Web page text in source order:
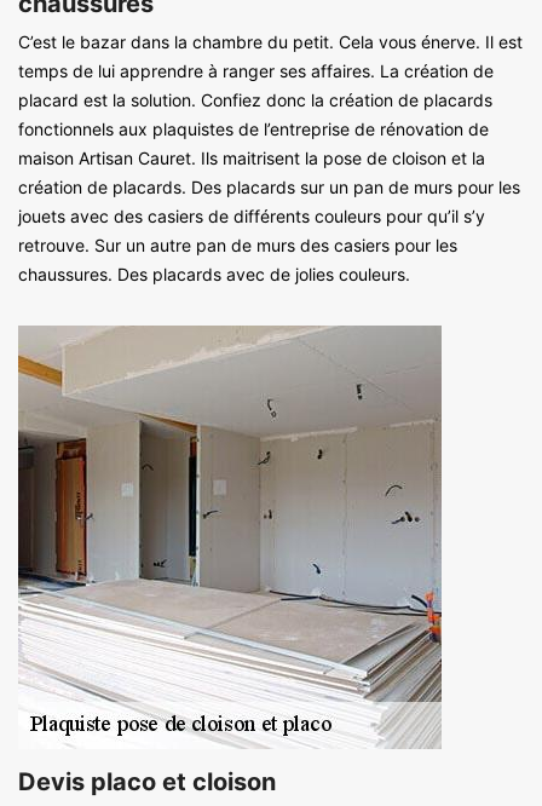
C’est le bazar dans la chambre du petit. Cela vous énerve. Il est
temps de lui apprendre à ranger ses affaires. La création de
placard est la solution. Confiez donc la création de placards
fonctionnels aux plaquistes de l’entreprise de rénovation de
maison Artisan Cauret. Ils maitrisent la pose de cloison et la
création de placards. Des placards sur un pan de murs pour les
jouets avec des casiers de différents couleurs pour qu’il s’y
retrouve. Sur un autre pan de murs des casiers pour les
chaussures. Des placards avec de jolies couleurs.
Devis placo et cloison